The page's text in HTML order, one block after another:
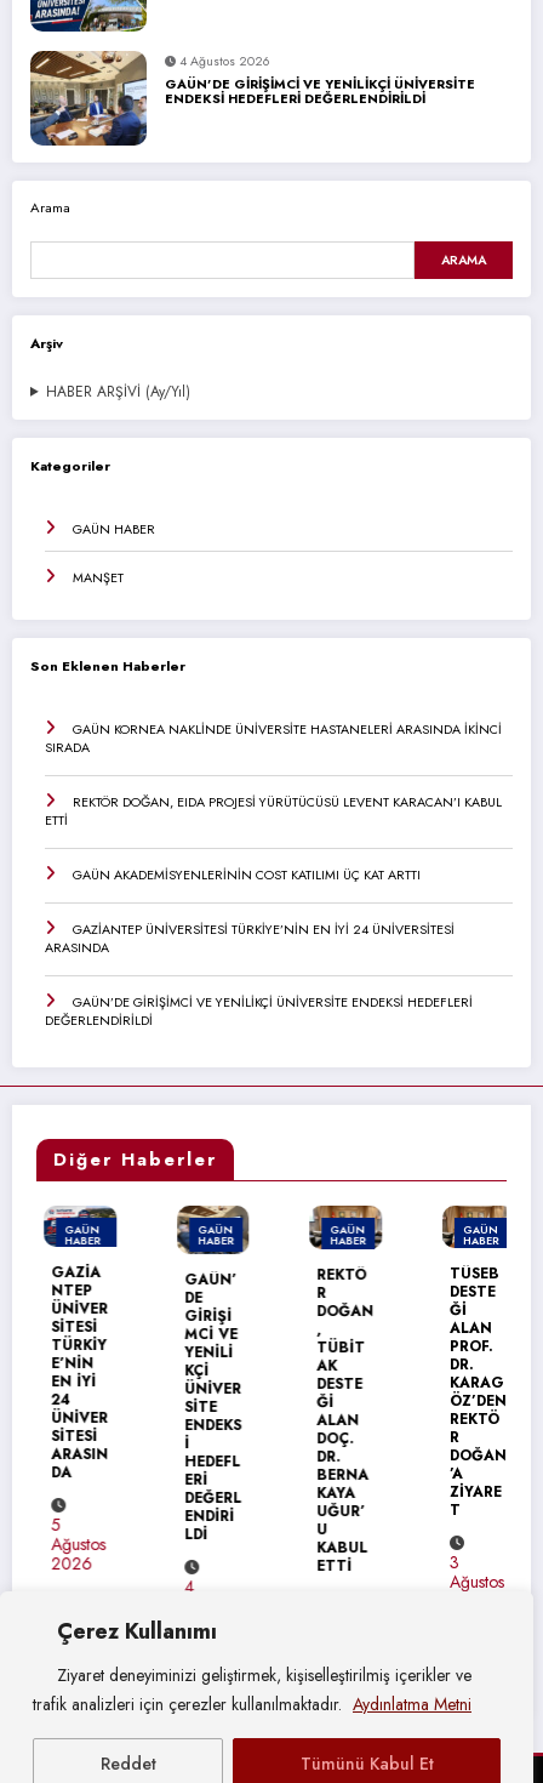
Çerez Kullanımı
Ziyaret deneyiminizi geliştirmek, kişiselleştirilmiş içerikler ve
trafik analizleri için çerezler kullanılmaktadır. Aydınlatma Metni
Reddet Tümünü Kabul Et
4 Ağustos 2026
GAÜN’DE GİRİŞİMCİ VE YENİLİKÇİ ÜNİVERSİTE
ENDEKSİ HEDEFLERİ DEĞERLENDİRİLDİ
Arama
ARAMA
Arşiv
HABER ARŞİVİ (Ay/Yıl)
Kategoriler
GAÜN HABER
MANŞET
Son Eklenen Haberler
GAÜN KORNEA NAKLİNDE ÜNİVERSİTE HASTANELERİ ARASINDA İKİNCİ
SIRADA
REKTÖR DOĞAN, EIDA PROJESİ YÜRÜTÜCÜSÜ LEVENT KARACAN’I KABUL
ETTİ
GAÜN AKADEMİSYENLERİNİN COST KATILIMI ÜÇ KAT ARTTI
GAZİANTEP ÜNİVERSİTESİ TÜRKİYE’NİN EN İYİ 24 ÜNİVERSİTESİ
ARASINDA
GAÜN’DE GİRİŞİMCİ VE YENİLİKÇİ ÜNİVERSİTE ENDEKSİ HEDEFLERİ
DEĞERLENDİRİLDİ
Diğer Haberler
GAÜN
HABER
MANŞET
GAZİA
NTEP
ÜNİVER
SİTESİ
TÜRKİY
E’NİN
EN İYİ
24
ÜNİVER
SİTESİ
ARASIN
DA
5
Ağustos
2026
GAÜN
HABER
GAÜN’
DE
GİRİŞİ
MCİ VE
YENİLİ
KÇİ
ÜNİVER
SİTE
ENDEKS
HEDEFL
ERİ
DEĞERL
ENDİRİ
LDİ
4
2026
GAÜN
HABER
REKTÖ
R
DOĞAN
TÜBİT
AK
DESTE
Ğİ
ALAN
DOÇ.
DR.
BERNA
KAYA
UĞUR’
U
KABUL
ETTİ
GAÜN
HABER
TÜSEB
DESTE
Ğİ
ALAN
PROF.
DR.
KARAG
ÖZ’DEN
REKTÖ
R
DOĞAN
’A
ZİYARE
T
3
Ağustos